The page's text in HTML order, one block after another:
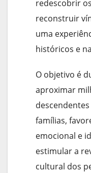
redescobrir
reconstruir
uma
históricos e
O objetivo é
aproximar
famílias,
emocional e
estimular a
cultural dos